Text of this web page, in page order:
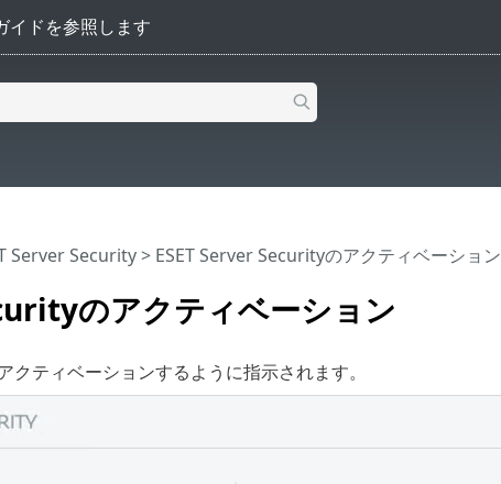
のアクティベーション
Server Security> ESET Server Securityのアクティベーション
クティベーションするように指示されます。